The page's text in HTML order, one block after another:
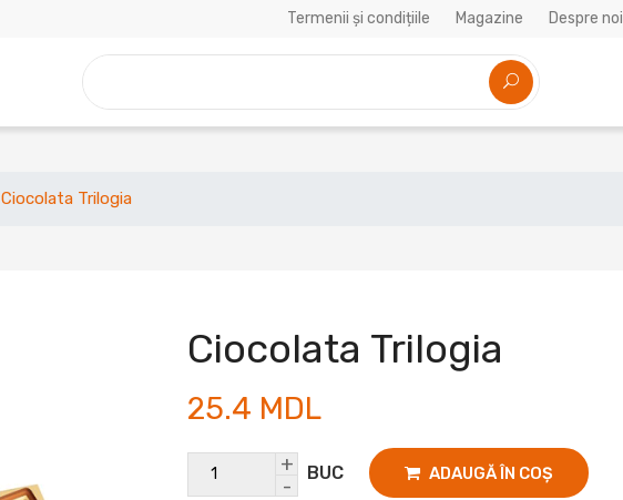
Termenii și condițiile Magazine Despre noi
Ciocolata Trilogia
Ciocolata Trilogia
25.4 MDL
+
-
BUC ADAUGĂ ÎN COȘ